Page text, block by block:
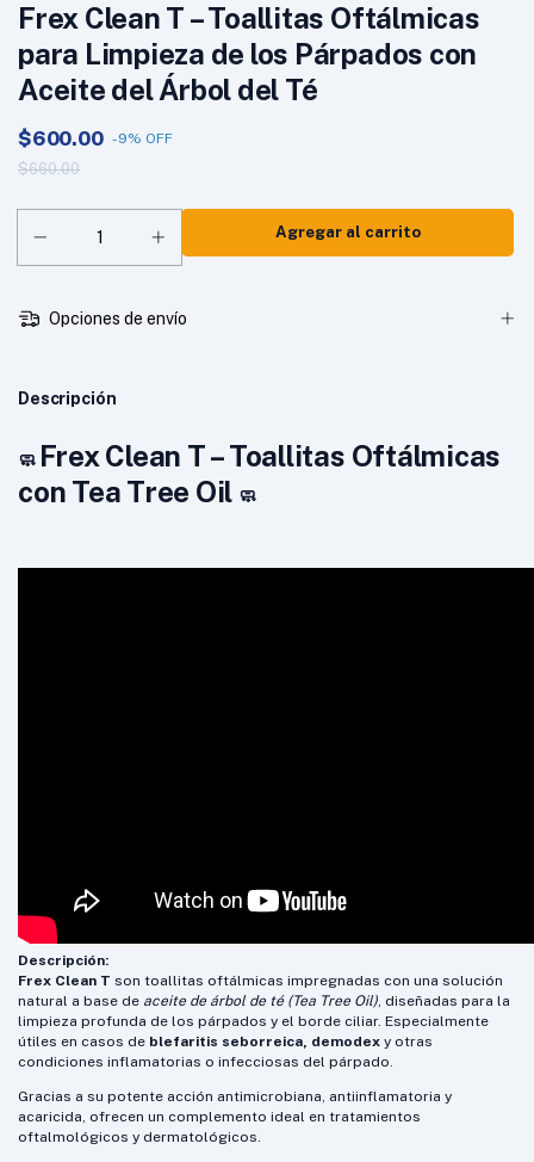
Frex Clean T – Toallitas Oftálmicas
para Limpieza de los Párpados con
Aceite del Árbol del Té
$600.00 -9% OFF
$660.00
Opciones de envío
Descripción
🧼 Frex Clean T – Toallitas Oftálmicas
con Tea Tree Oil 🧼
Descripción:
Frex Clean T son toallitas oftálmicas impregnadas con una solución
natural a base de aceite de árbol de té (Tea Tree Oil), diseñadas para la
limpieza profunda de los párpados y el borde ciliar. Especialmente
útiles en casos de blefaritis seborreica, demodex y otras
condiciones inflamatorias o infecciosas del párpado.
Gracias a su potente acción antimicrobiana, antiinflamatoria y
acaricida, ofrecen un complemento ideal en tratamientos
oftalmológicos y dermatológicos.